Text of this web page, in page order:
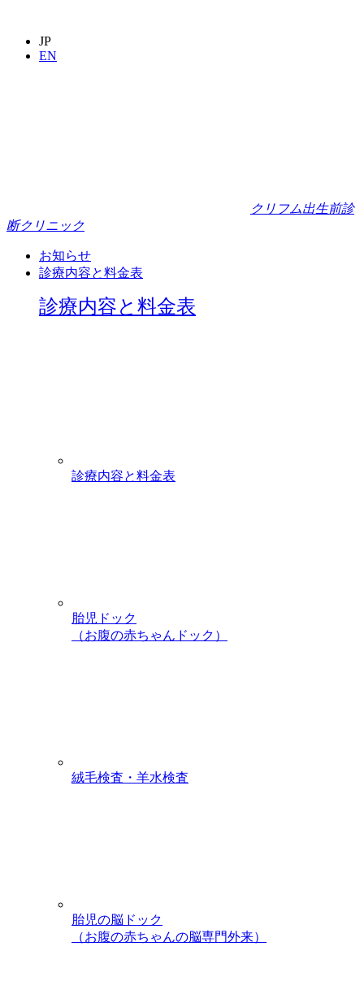
JP
EN
クリフム出生前診
断クリニック
お知らせ
診療内容と料金表
診療内容と料金表
診療内容と料金表
胎児ドック
（お腹の赤ちゃんドック）
絨毛検査・羊水検査
胎児の脳ドック
（お腹の赤ちゃんの脳専門外来）